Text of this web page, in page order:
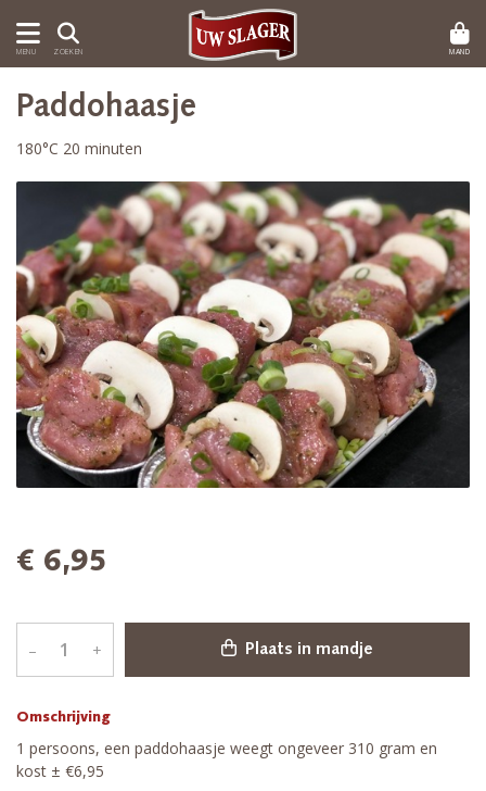
MENU ZOEKEN MAND
Omschrijving
1 persoons, een paddohaasje weegt ongeveer 310 gram en
kost ± €6,95
Paddohaasje
180°C 20 minuten
€ 6,95
– + Plaats in mandje